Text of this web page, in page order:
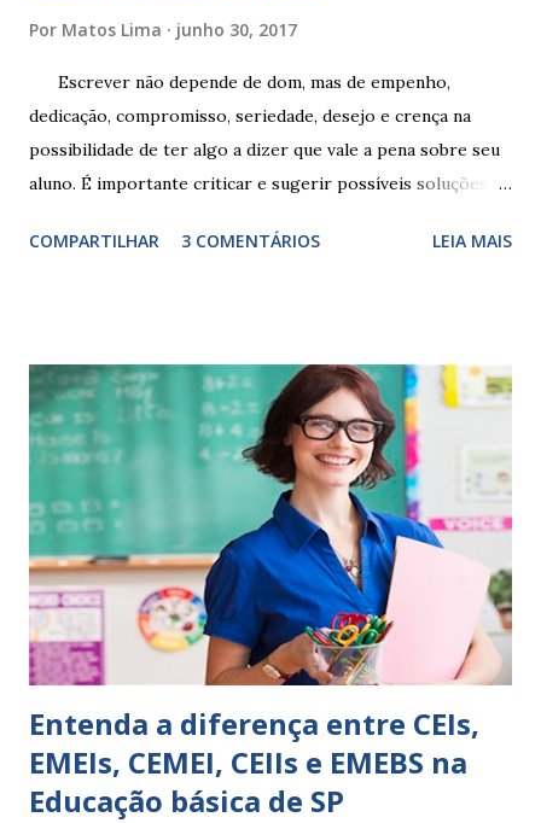
Por Matos Lima junho 30, 2017
Escrever não depende de dom, mas de empenho,
dedicação, compromisso, seriedade, desejo e crença na
possibilidade de ter algo a dizer que vale a pena sobre seu
aluno. É importante criticar e sugerir possíveis soluções.
exercitação. E encontrar a melhor maneira de expressar o
sempre as intervenções feitas para ações apresentadas,
isso ressalta trabalho. SUGESTÕES DE PALAVRAS E
EXPRESSÕES PARA USO EM RELATÓRIOS Você pensa Você
escreve O aluno não sabe O aluno não adquiriu os
conceitos, está em fase de aprendizado. Não tem limites
Apresenta dificuldades de auto-regulação, pois… É nervoso
Ainda não desenvolveu habilidades para convívio no
ambiente...
COMPARTILHAR 3 COMENTÁRIOS LEIA MAIS
Entenda a diferença entre CEIs,
EMEIs, CEMEI, CEIIs e EMEBS na
Educação básica de SP